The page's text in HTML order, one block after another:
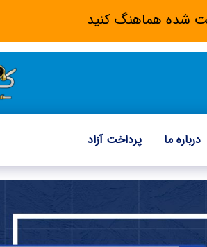
شده هماهنگ کنید
درباره ما پرداخت آزاد